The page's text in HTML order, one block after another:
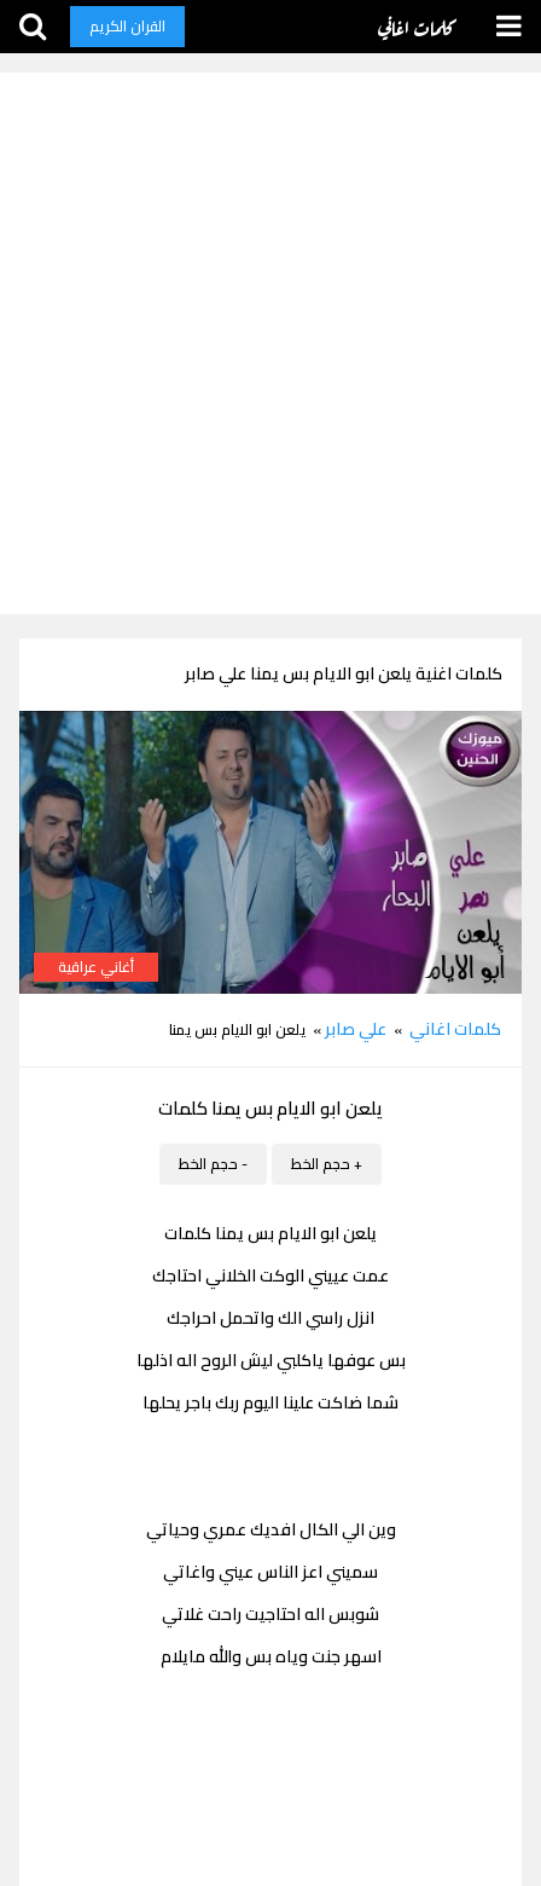
كلمات اغاني القران الكريم
كلمات اغنية يلعن ابو الايام بس يمنا علي صابر
أغاني عراقية
كلمات اغاني » علي صابر» يلعن ابو الايام بس يمنا
يلعن ابو الايام بس يمنا كلمات
+ حجم الخط - حجم الخط
يلعن ابو الايام بس يمنا كلمات
عمت عييني الوكت الخلاني احتاجك
انزل راسي الك واتحمل احراجك
بس عوفها ياكلبي ليش الروح اله اذلها
شما ضاكت علينا اليوم ربك باجر يحلها
وين الي الكال افديك عمري وحياتي
سميني اعز الناس عيني واغاتي
شوبس اله احتاجيت راحت غلاتي
اسهر جنت وياه بس والله مايلام